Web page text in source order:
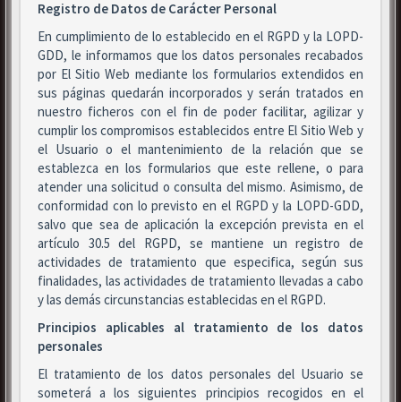
Registro de Datos de Carácter Personal
En cumplimiento de lo establecido en el RGPD y la LOPD-
GDD, le informamos que los datos personales recabados
por El Sitio Web mediante los formularios extendidos en
sus páginas quedarán incorporados y serán tratados en
nuestro ficheros con el fin de poder facilitar, agilizar y
cumplir los compromisos establecidos entre El Sitio Web y
el Usuario o el mantenimiento de la relación que se
establezca en los formularios que este rellene, o para
atender una solicitud o consulta del mismo. Asimismo, de
conformidad con lo previsto en el RGPD y la LOPD-GDD,
salvo que sea de aplicación la excepción prevista en el
artículo 30.5 del RGPD, se mantiene un registro de
actividades de tratamiento que especifica, según sus
finalidades, las actividades de tratamiento llevadas a cabo
y las demás circunstancias establecidas en el RGPD.
Principios aplicables al tratamiento de los datos
personales
El tratamiento de los datos personales del Usuario se
someterá a los siguientes principios recogidos en el